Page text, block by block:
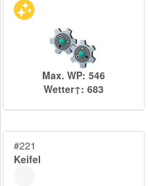
Max. WP: 546
Wetter↑: 683
#221
Keifel